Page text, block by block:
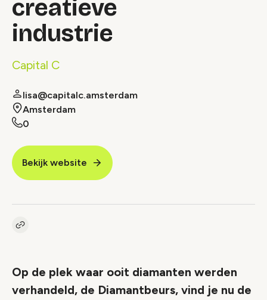
creatieve
industrie
Capital C
lisa@capitalc.amsterdam
Amsterdam
0
Bekijk website
Kopieer link naar vacature
Op de plek waar ooit diamanten werden
verhandeld, de Diamantbeurs, vind je nu de